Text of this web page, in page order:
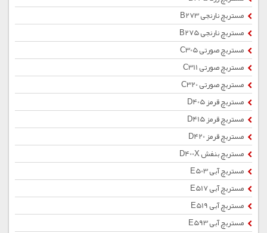
مستربچ نارنجی B273
مستربچ نارنجی B275
مستربچ صورتی C305
مستربچ صورتی C311
مستربچ صورتی C320
مستربچ قرمز D405
مستربچ قرمز D415
مستربچ قرمز D420
مستربچ بنفش D400X
مستربچ آبی E503
مستربچ آبی E517
مستربچ آبی E519
مستربچ آبی E593